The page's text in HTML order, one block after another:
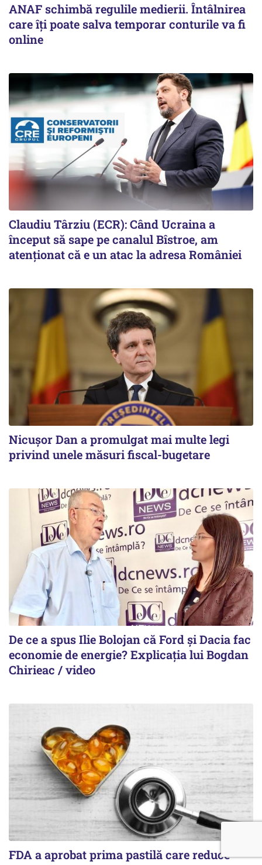
ANAF schimbă regulile medierii. Întâlnirea
care îți poate salva temporar conturile va fi
online
Claudiu Târziu (ECR): Când Ucraina a
început să sape pe canalul Bîstroe, am
atenționat că e un atac la adresa României
Nicușor Dan a promulgat mai multe legi
privind unele măsuri fiscal-bugetare
De ce a spus Ilie Bolojan că Ford și Dacia fac
economie de energie? Explicația lui Bogdan
Chirieac / video
FDA a aprobat prima pastilă care reduce